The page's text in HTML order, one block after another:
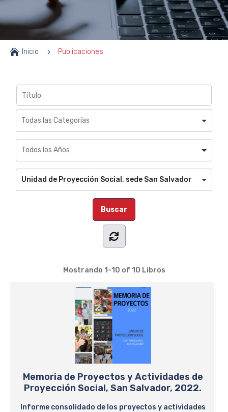
 Inicio 5 Publicaciones
Unidad de Proyección Social, sede San Salvador
Mostrando 1-10 of 10 Libros
Memoria de Proyectos y Actividades de
Proyección Social, San Salvador, 2022.
Informe consolidado de los proyectos y actividades